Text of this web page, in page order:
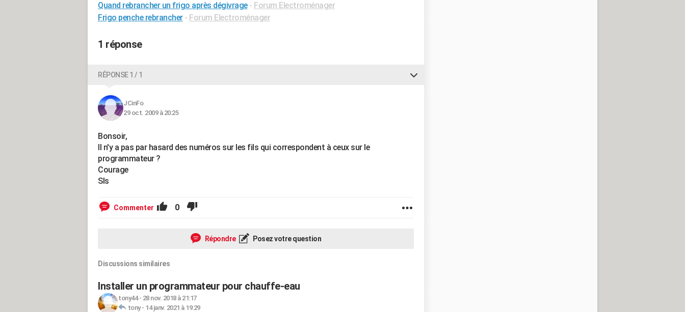
Quand rebrancher un frigo après dégivrage - Forum Electroménager
Frigo penche rebrancher - Forum Electroménager
1 réponse
RÉPONSE 1 / 1
JCinFo
29 oct. 2009 à 20:25
Bonsoir,
Il n'y a pas par hasard des numéros sur les fils qui correspondent à ceux sur le
programmateur ?
Courage
Sls
Commenter 0
Répondre Posez votre question
Discussions similaires
Installer un programmateur pour chauffe-eau
tony44- 28 nov. 2018 à 21:17
tony- 14 janv. 2021 à 19:29